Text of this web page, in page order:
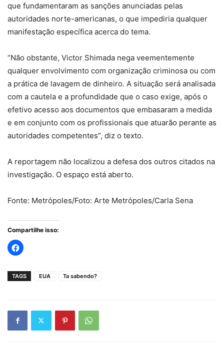
que fundamentaram as sanções anunciadas pelas
autoridades norte-americanas, o que impediria qualquer
manifestação específica acerca do tema.
“Não obstante, Victor Shimada nega veementemente
qualquer envolvimento com organização criminosa ou com
a prática de lavagem de dinheiro. A situação será analisada
com a cautela e a profundidade que o caso exige, após o
efetivo acesso aos documentos que embasaram a medida
e em conjunto com os profissionais que atuarão perante as
autoridades competentes”, diz o texto.
A reportagem não localizou a defesa dos outros citados na
investigação. O espaço está aberto.
Fonte: Metrópoles/Foto: Arte Metrópoles/Carla Sena
Compartilhe isso:
TAGS EUA Ta sabendo?